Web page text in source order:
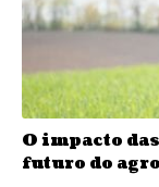
O impacto
futuro do